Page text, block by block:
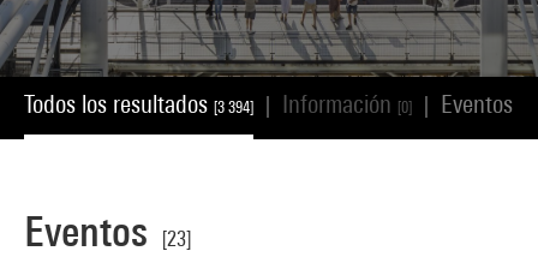
Todos los resultados [3 394] Información [0] Eventos
Eventos
[23]